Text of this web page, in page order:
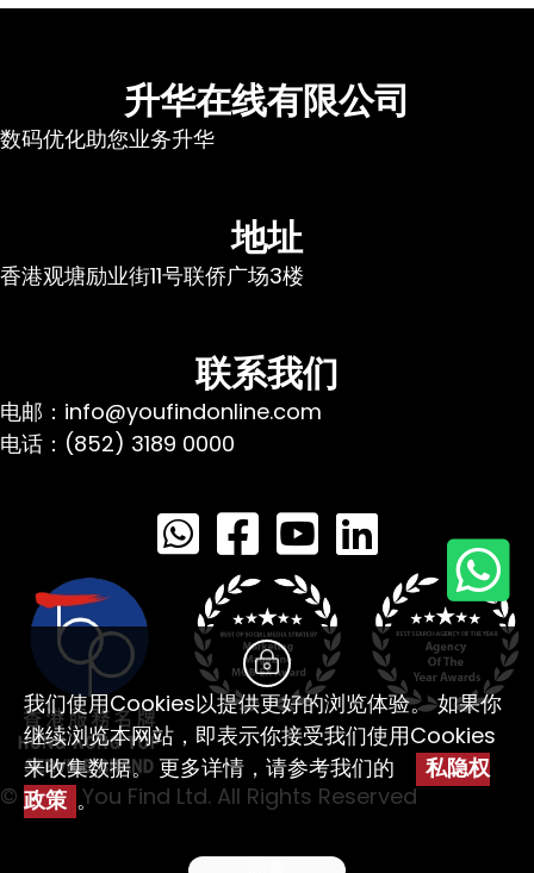
升华在线有限公司
数码优化助您业务升华
地址
香港观塘励业街11号联侨广场3楼
联系我们
电邮：info@youfindonline.com
电话：(852) 3189 0000
© 2026 You Find Ltd. All Rights Reserved
我们使用Cookies以提供更好的浏览体验。 如果你
继续浏览本网站，即表示你接受我们使用Cookies
来收集数据。 更多详情，请参考我们的
私隐权
政策 。